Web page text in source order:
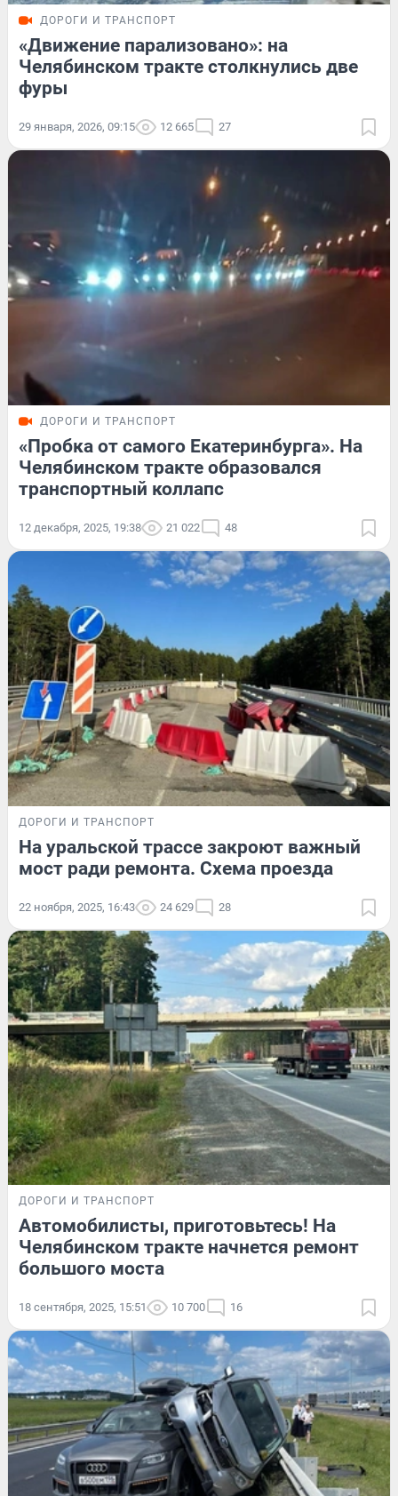
ДОРОГИ И ТРАНСПОРТ
«Движение парализовано»: на
Челябинском тракте столкнулись две
фуры
29 января, 2026, 09:15 12 665 27
ДОРОГИ И ТРАНСПОРТ
«Пробка от самого Екатеринбурга». На
Челябинском тракте образовался
транспортный коллапс
12 декабря, 2025, 19:38 21 022 48
ДОРОГИ И ТРАНСПОРТ
На уральской трассе закроют важный
мост ради ремонта. Схема проезда
22 ноября, 2025, 16:43 24 629 28
ДОРОГИ И ТРАНСПОРТ
Автомобилисты, приготовьтесь! На
Челябинском тракте начнется ремонт
большого моста
18 сентября, 2025, 15:51 10 700 16